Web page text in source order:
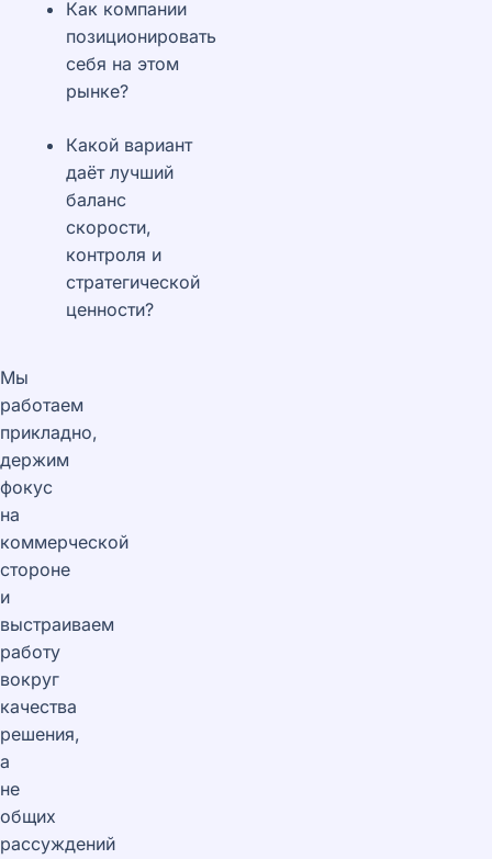
Как компании
позиционировать
себя на этом
рынке?
Какой вариант
даёт лучший
баланс
скорости,
контроля и
стратегической
ценности?
Мы
работаем
прикладно,
держим
фокус
на
коммерческой
стороне
и
выстраиваем
работу
вокруг
качества
решения,
а
не
общих
рассуждений